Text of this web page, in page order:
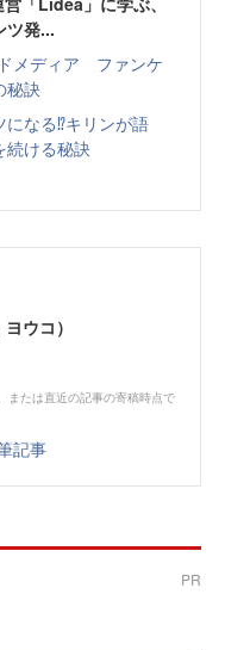
ツ発...
メディア ファンケ
秘訣
なる⁉キリンが語
続ける秘訣
ウコ）
または直近の記事の寄稿時点で
記事
PR